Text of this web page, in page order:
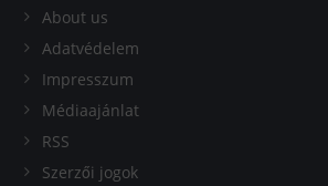
About us
Adatvédelem
Impresszum
Médiaajánlat
RSS
Szerzői jogok